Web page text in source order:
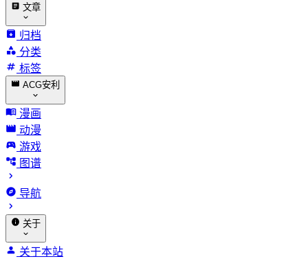
文章
归档
分类
标签
ACG安利
漫画
动漫
游戏
图谱
导航
关于
关于本站